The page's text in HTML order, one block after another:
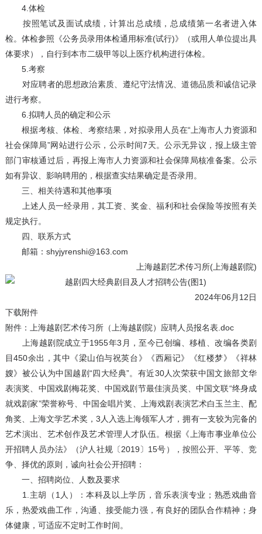
4.体检
按照笔试及面试成绩，计算出总成绩，总成绩第一名者进入体
检。体检参照《公务员录用体检通用标准(试行)》（或用人单位提出具
体要求），自行到本市二级甲等以上医疗机构进行体检。
5.考察
对应聘者的思想政治素质、遵纪守法情况、道德品质和诚信记录
进行考察。
6.拟聘人员的确定和公示
根据考核、体检、考察结果，对拟录用人员在“上海市人力资源和
社会保障局”网站进行公示，公示时间7天。公示无异议，报上级主管
部门审核通过后，再报上海市人力资源和社会保障局核准备案。公示
如有异议、影响聘用的，根据查实结果确定是否录用。
三、相关待遇和其他事项
上述人员一经录用，其工资、奖金、福利和社会保险等按照有关
规定执行。
四、联系方式
邮箱：shyjyrenshi@163.com
上海越剧艺术传习所(上海越剧院)
2024年06月12日
下载附件
附件：上海越剧艺术传习所（上海越剧院）应聘人员报名表.doc
上海越剧院成立于1955年3月，至今已创编、移植、改编各类剧
目450余出，其中《梁山伯与祝英台》《西厢记》《红楼梦》《祥林
嫂》被公认为中国越剧“四大经典”。有近30人次荣获中国文旅部文华
表演奖、中国戏剧梅花奖、中国戏剧节最佳演员奖、中国文联“终身成
就戏剧家”荣誉称号、中国金唱片奖、上海戏剧表演艺术白玉兰主、配
角奖、上海文学艺术奖，3人入选上海领军人才，拥有一支较为完备的
艺术演出、艺术创作及艺术管理人才队伍。根据《上海市事业单位公
开招聘人员办法》（沪人社规〔2019〕15号），按照公开、平等、竞
争、择优的原则，诚向社会公开招聘：
一、招聘岗位、人数及要求
1.主胡（1人）：本科及以上学历，音乐表演专业；熟悉戏曲音
乐，热爱戏曲工作，沟通、接受能力强，有良好的团队合作精神；身
体健康，可适应不定时工作时间。